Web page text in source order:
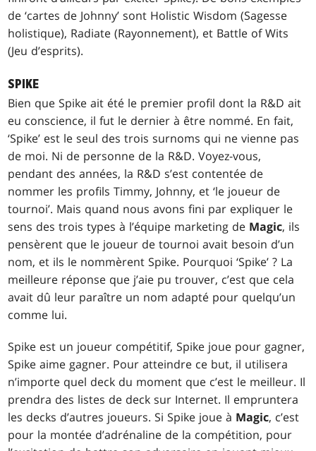
de ‘cartes de Johnny’ sont Holistic Wisdom (Sagesse
holistique), Radiate (Rayonnement), et Battle of Wits
(Jeu d’esprits).
SPIKE
Bien que Spike ait été le premier profil dont la R&D ait
eu conscience, il fut le dernier à être nommé. En fait,
‘Spike’ est le seul des trois surnoms qui ne vienne pas
de moi. Ni de personne de la R&D. Voyez-vous,
pendant des années, la R&D s’est contentée de
nommer les profils Timmy, Johnny, et ‘le joueur de
tournoi’. Mais quand nous avons fini par expliquer le
sens des trois types à l’équipe marketing de Magic, ils
pensèrent que le joueur de tournoi avait besoin d’un
nom, et ils le nommèrent Spike. Pourquoi ‘Spike’ ? La
meilleure réponse que j’aie pu trouver, c’est que cela
avait dû leur paraître un nom adapté pour quelqu’un
comme lui.
Spike est un joueur compétitif, Spike joue pour gagner,
Spike aime gagner. Pour atteindre ce but, il utilisera
n’importe quel deck du moment que c’est le meilleur. Il
prendra des listes de deck sur Internet. Il empruntera
les decks d’autres joueurs. Si Spike joue à Magic, c’est
pour la montée d’adrénaline de la compétition, pour